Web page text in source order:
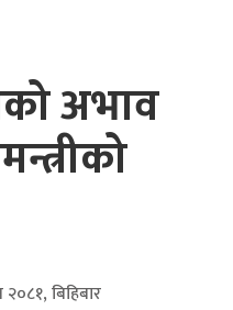
अभाव
बिहिबार